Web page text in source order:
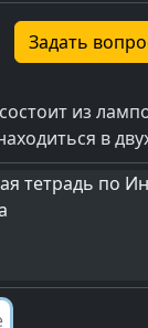
Задать
из
в
тетрадь по